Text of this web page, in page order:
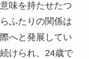
味を持たせたつ
ふたりの関係は
へと発展してい
けられ、24歳で